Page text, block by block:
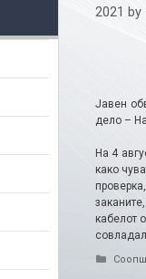
2021 by
Јавен
дело –
На 4
како
кабелот